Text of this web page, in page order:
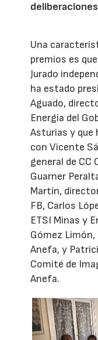
Una
premios es
Jurado
ha estado
Aguado,
Energía del
Asturias y que
con Vicente
general de CC
Guarner
Martín,
FB, Carlos
ETSI Minas y
Gómez
Anefa, y
Comité de
Anefa.